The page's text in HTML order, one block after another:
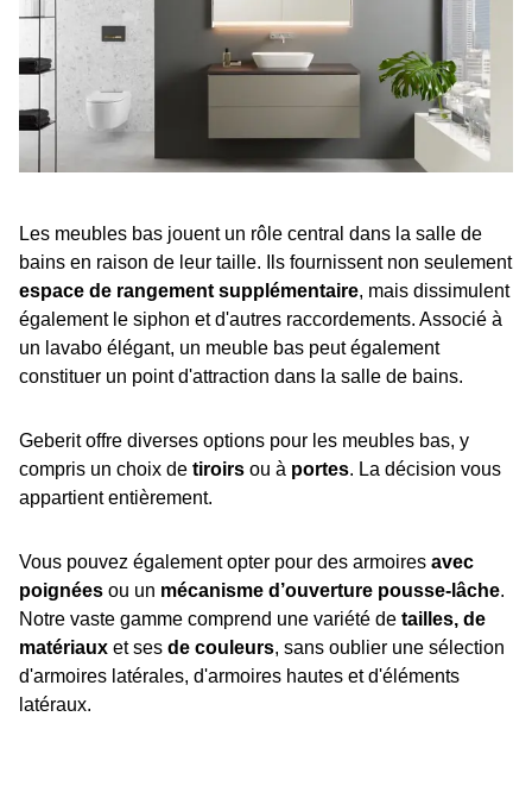
Les meubles bas jouent un rôle central dans la salle de
bains en raison de leur taille. Ils fournissent non seulement
espace de rangement supplémentaire, mais dissimulent
également le siphon et d'autres raccordements. Associé à
un lavabo élégant, un meuble bas peut également
constituer un point d'attraction dans la salle de bains.
Geberit offre diverses options pour les meubles bas, y
compris un choix de tiroirs ou à portes. La décision vous
appartient entièrement.
Vous pouvez également opter pour des armoires avec
poignées ou un mécanisme d’ouverture pousse-lâche.
Notre vaste gamme comprend une variété de tailles, de
matériaux et ses de couleurs, sans oublier une sélection
d'armoires latérales, d'armoires hautes et d'éléments
latéraux.